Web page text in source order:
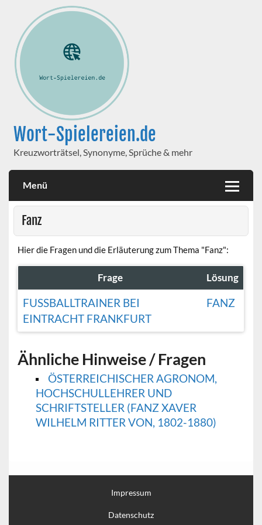
Wort-Spielereien.de
Kreuzworträtsel, Synonyme, Sprüche & mehr
Menü
Fanz
Hier die Fragen und die Erläuterung zum Thema "Fanz":
Frage Lösung
FUSSBALLTRAINER BEI E
INTRACHT FRANKFURT
FANZ
Ähnliche Hinweise / Fragen
ÖSTERREICHISCHER AGRONOM,
HOCHSCHULLEHRER UND
SCHRIFTSTELLER (FANZ XAVER
WILHELM RITTER VON, 1802-1880)
Impressum
Datenschutz